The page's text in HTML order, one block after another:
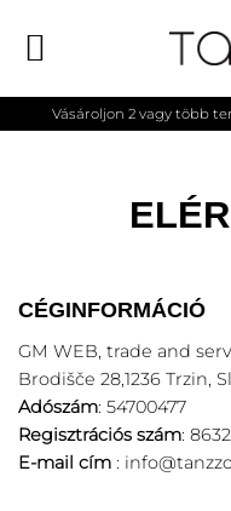
Vásároljon 2 vagy több
CÉGINFORMÁCIÓ
GM WEB, trade and
Brodišče 28,1236 Trzin,
Adószám: 54700477
Regisztrációs szám:
E-mail cím :